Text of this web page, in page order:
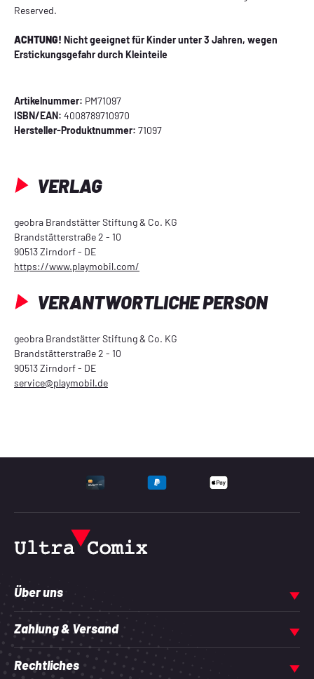
Reserved.
ACHTUNG! Nicht geeignet für Kinder unter 3 Jahren, wegen
Erstickungsgefahr durch Kleinteile
Artikelnummer: PM71097
ISBN/EAN: 4008789710970
Hersteller-Produktnummer: 71097
VERLAG
geobra Brandstätter Stiftung & Co. KG
Brandstätterstraße 2 - 10
90513 Zirndorf - DE
https://www.playmobil.com/
VERANTWORTLICHE PERSON
geobra Brandstätter Stiftung & Co. KG
Brandstätterstraße 2 - 10
90513 Zirndorf - DE
service@playmobil.de
UNTERSTÜTZTE
Über uns
Zahlung & Versand
Rechtliches